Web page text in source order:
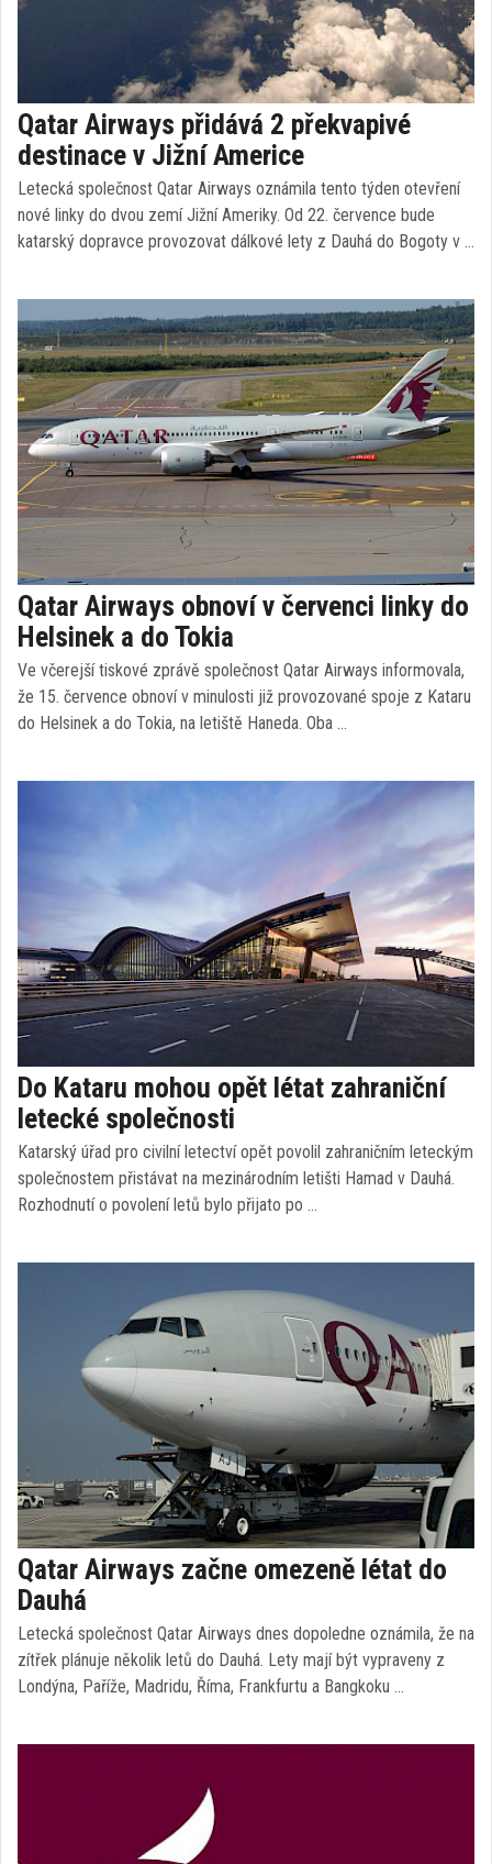
Qatar Airways přidává 2 překvapivé
destinace v Jižní Americe
Letecká společnost Qatar Airways oznámila tento týden otevření
nové linky do dvou zemí Jižní Ameriky. Od 22. července bude
katarský dopravce provozovat dálkové lety z Dauhá do Bogoty v …
Qatar Airways obnoví v červenci linky do
Helsinek a do Tokia
Ve včerejší tiskové zprávě společnost Qatar Airways informovala,
že 15. července obnoví v minulosti již provozované spoje z Kataru
do Helsinek a do Tokia, na letiště Haneda. Oba …
Do Kataru mohou opět létat zahraniční
letecké společnosti
Katarský úřad pro civilní letectví opět povolil zahraničním leteckým
společnostem přistávat na mezinárodním letišti Hamad v Dauhá.
Rozhodnutí o povolení letů bylo přijato po …
Qatar Airways začne omezeně létat do
Dauhá
Letecká společnost Qatar Airways dnes dopoledne oznámila, že na
zítřek plánuje několik letů do Dauhá. Lety mají být vypraveny z
Londýna, Paříže, Madridu, Říma, Frankfurtu a Bangkoku …